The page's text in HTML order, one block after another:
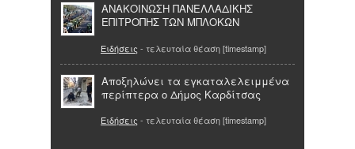
ΑΝΑΚΟΙΝΩΣΗ ΠΑΝΕΛΛΑΔΙΚΗΣ
ΕΠΙΤΡΟΠΗΣ ΤΩΝ ΜΠΛΟΚΩΝ
Ειδήσεις - τελευταία θέαση [timestamp]
Αποξηλώνει τα εγκαταλελειμμένα
περίπτερα ο Δήμος Καρδίτσας
Ειδήσεις - τελευταία θέαση [timestamp]